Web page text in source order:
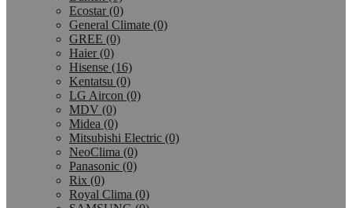
Ecostar (0)
General Climate (0)
GREE (0)
Haier (0)
Hisense (16)
Kentatsu (0)
LG Aircon (0)
MDV (0)
Midea (0)
Mitsubishi Electric (0)
NeoClima (0)
Panasonic (0)
Rix (0)
Royal Clima (0)